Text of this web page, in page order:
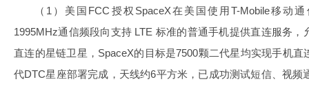
（1）美国FCC授权SpaceX在美国使用T-Mobile移动
1995MHz通信频段向支持 LTE 标准的普通手机提供直连服务，
直连的星链卫星，SpaceX的目标是7500颗二代星均实现手机直
代DTC星座部署完成，天线约6平方米，已成功测试短信、视频